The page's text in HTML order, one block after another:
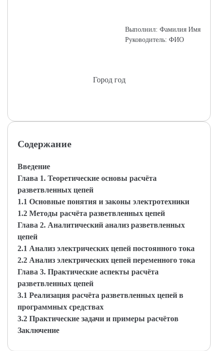
Выполнил: Фамилия Имя
Руководитель: ФИО
Город год
Содержание
Введение
Глава 1. Теоретические основы расчёта
разветвленных цепей
1.1 Основные понятия и законы электротехники
1.2 Методы расчёта разветвленных цепей
Глава 2. Аналитический анализ разветвленных
цепей
2.1 Анализ электрических цепей постоянного тока
2.2 Анализ электрических цепей переменного тока
Глава 3. Практические аспекты расчёта
разветвленных цепей
3.1 Реализация расчёта разветвленных цепей в
программных средствах
3.2 Практические задачи и примеры расчётов
Заключение